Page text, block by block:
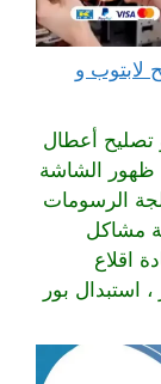
65511033 تصليح لابتوب و
تصليح أعطال
ظهور الشاشة
الرسومات
مشاكل
اقلاع
استبدال بور